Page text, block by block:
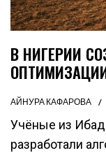
В НИГЕРИИ
АЙНУРА КАФАРОВА
Учёные из
разработали